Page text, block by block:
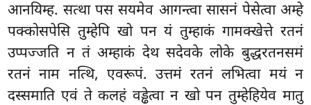
आनयिम्ह. सत्था पस सयमेव आगन्त्वा सासनं पेसेत्वा अम्हे
पक्कोसपेसि तुम्हेपि खो पन यं तुम्हाकं गामक्खेत्ते रतनं
उप्पज्जति न तं अम्हाकं देथ सदेवके लोके बुद्धरतनसमं
रतनं नाम नत्थि, एवरूपं. उत्तमं रतनं लभित्वा मयं न
दस्समाति एवं ते कलहं वड्ढेत्वा न खो पन तुम्हेहियेव मातु